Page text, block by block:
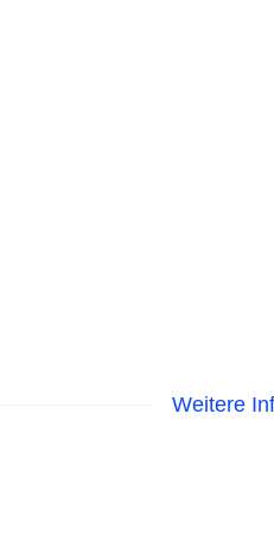
Weitere